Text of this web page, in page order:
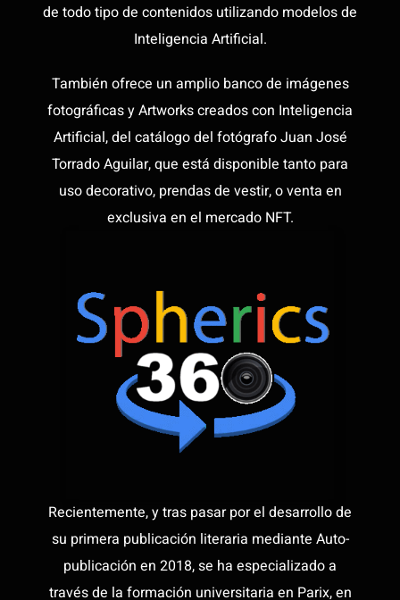
de todo tipo de contenidos utilizando modelos de
Inteligencia Artificial.
También ofrece un amplio banco de imágenes
fotográficas y Artworks creados con Inteligencia
Artificial, del catálogo del fotógrafo Juan José
Torrado Aguilar, que está disponible tanto para
uso decorativo, prendas de vestir, o venta en
exclusiva en el mercado NFT.
Recientemente, y tras pasar por el desarrollo de
su primera publicación literaria mediante Auto-
publicación en 2018, se ha especializado a
través de la formación universitaria en Parix, en